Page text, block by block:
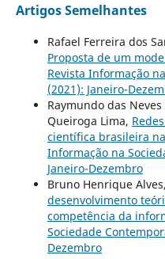
Artigos Semelhantes
Rafael Ferreira dos
Proposta de um
Revista Informação
(2021): Janeiro-
Raymundo das
Queiroga Lima,
científica brasileira
Informação na
Janeiro-Dezembro
Bruno Henrique Alves,
desenvolvimento
competência da
Sociedade
Dezembro